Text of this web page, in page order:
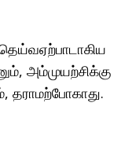
அம்முயற்சிக்கு
தராமற்போகாது.